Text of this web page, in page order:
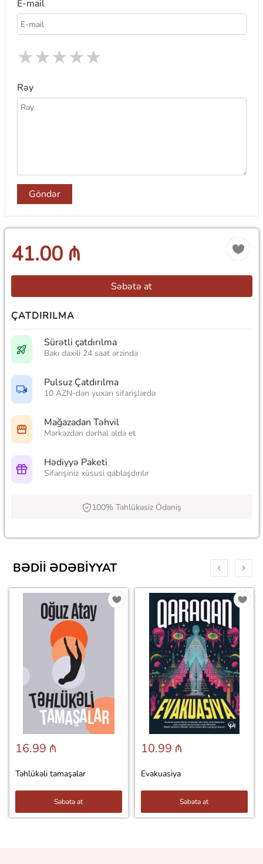
E-mail
★
★
★
★
★
Rəy
Göndər
41.00 ₼
Səbətə at
ÇATDIRILMA
Sürətli çatdırılma
Bakı daxili 24 saat ərzində
Pulsuz Çatdırılma
10 AZN-dən yuxarı sifarişlərdə
Mağazadan Təhvil
Mərkəzdən dərhal əldə et
Hədiyyə Paketi
Sifarişiniz xüsusi qablaşdırılır
100% Təhlükəsiz Ödəniş
BƏDII ƏDƏBIYYAT
16.99 ₼
Təhlükəli tamaşalar
Səbətə at
10.99 ₼
Evakuasiya
Səbətə at